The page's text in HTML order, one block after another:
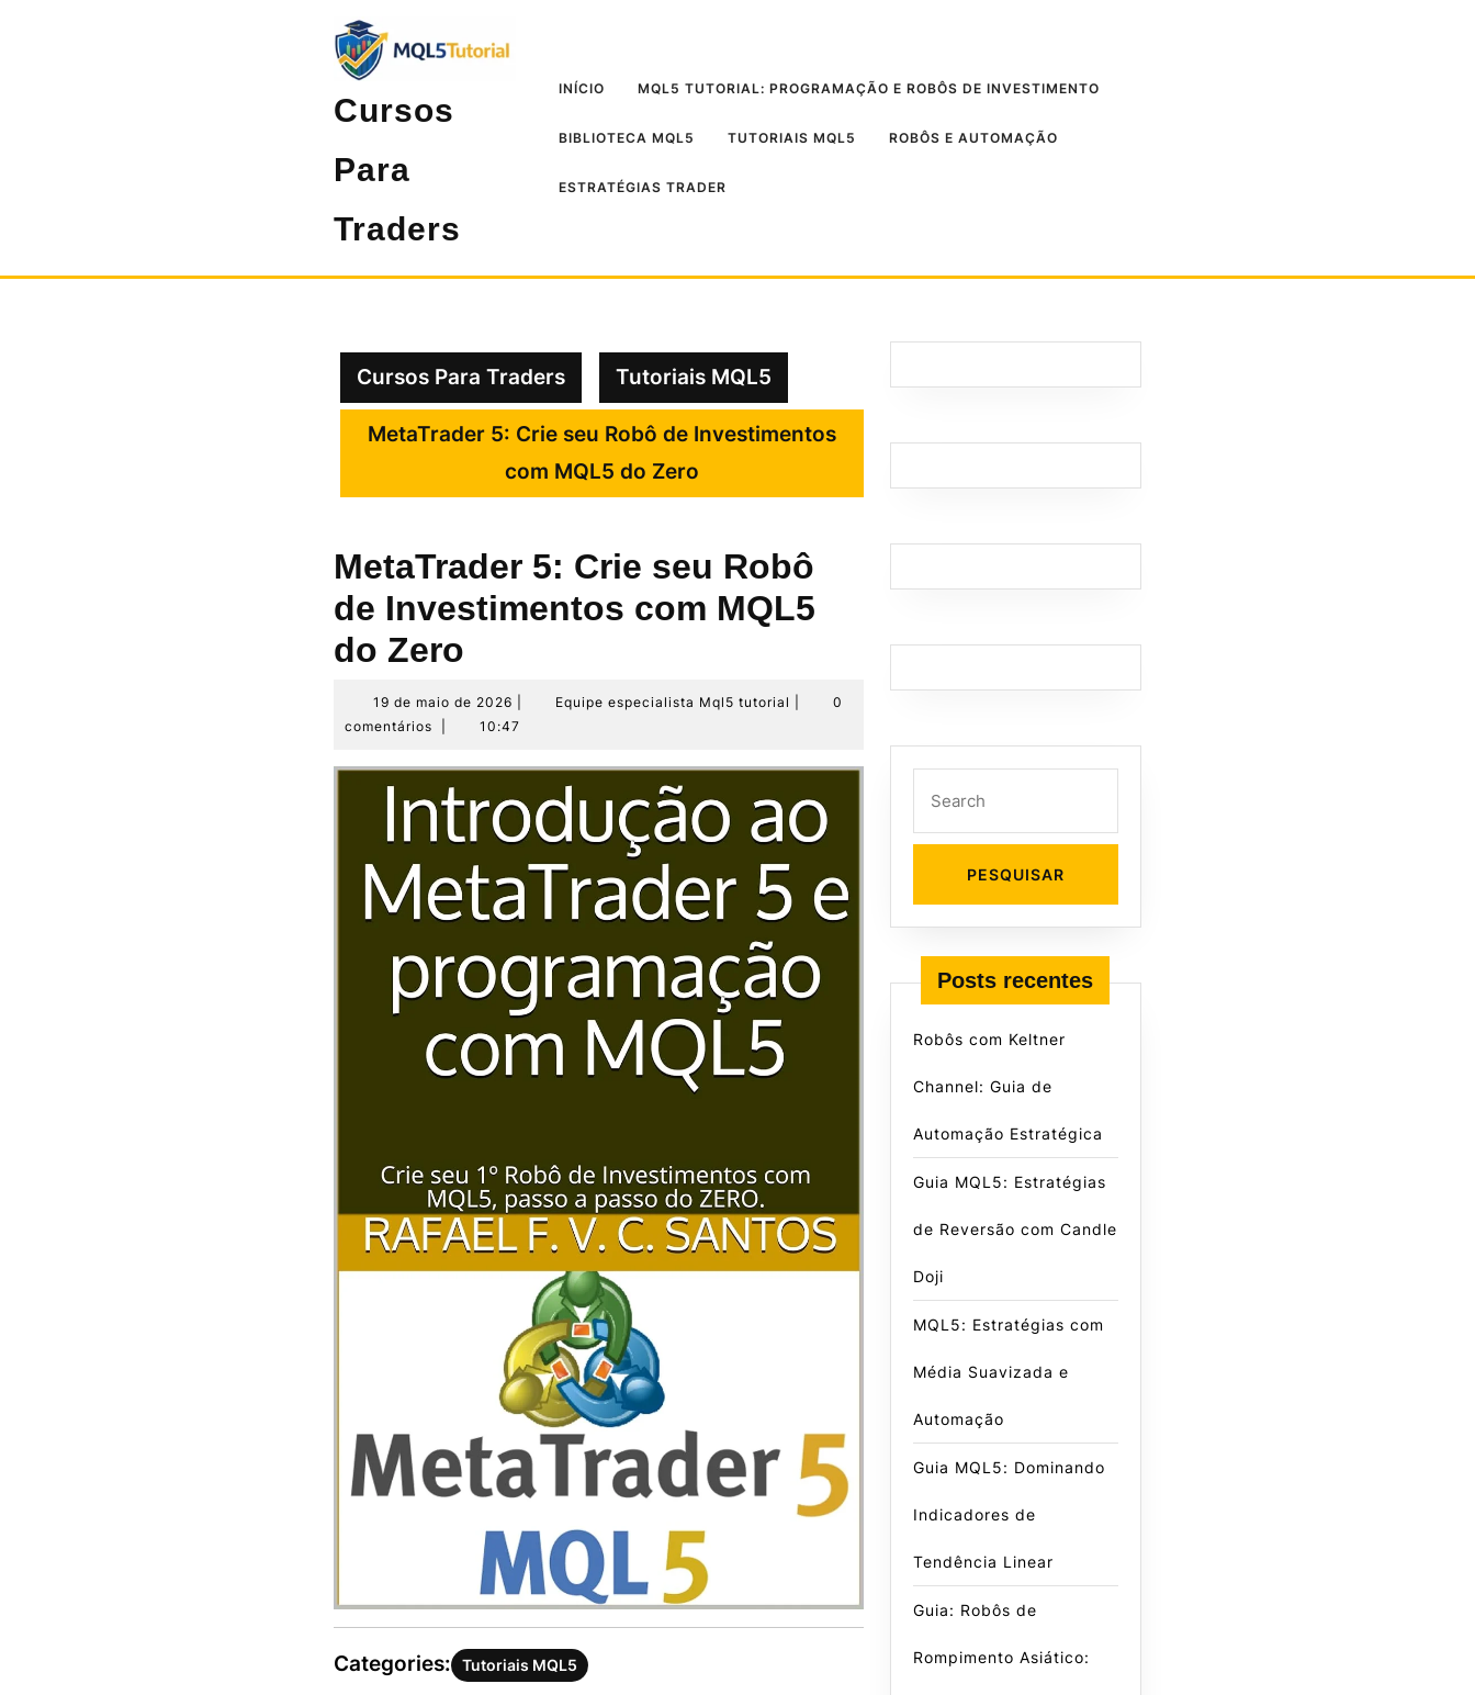
Cursos
Para
Traders
INÍCIO MQL5 TUTORIAL: PROGRAMAÇÃO E ROBÔS DE INVESTIMENTO
BIBLIOTECA MQL5 TUTORIAIS MQL5 ROBÔS E AUTOMAÇÃO
ESTRATÉGIAS TRADER
Cursos Para Traders Tutoriais MQL5
MetaTrader 5: Crie seu Robô de Investimentos
com MQL5 do Zero
MetaTrader 5: Crie seu Robô
de Investimentos com MQL5
do Zero
19 de maio de 2026
de
de
2026
Equipe especialista Mql5 tutorial
Equipe
tutorial
0
comentários
10:47
Categories: Tutoriais MQL5
Posts recentes
Robôs com Keltner
Channel: Guia de
Automação Estratégica
Guia MQL5: Estratégias
de Reversão com Candle
Doji
MQL5: Estratégias com
Média Suavizada e
Automação
Guia MQL5: Dominando
Indicadores de
Tendência Linear
Guia: Robôs de
Rompimento Asiático: